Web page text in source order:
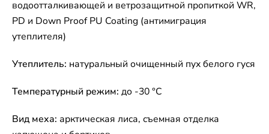
водоотталкивающей и ветрозащитной пропиткой WR,
PD и Down Proof PU Coating (антимиграция
утеплителя)
Утеплитель: натуральный очищенный пух белого гуся
Температурный режим: до -30 °C
Вид меха: арктическая лиса, съемная отделка